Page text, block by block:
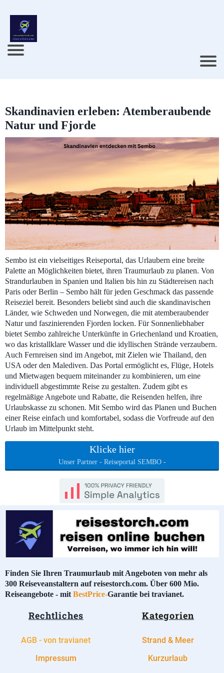
Skandinavien erleben: Atemberaubende
Natur und Fjorde
Sembo ist ein vielseitiges Reiseportal, das Urlaubern eine breite
Palette an Möglichkeiten bietet, ihren Traumurlaub zu planen. Von
Strandurlauben in Spanien und Italien bis hin zu Städtereisen nach
Paris oder Berlin – Sembo hält für jeden Geschmack das passende
Reiseziel bereit. Besonders beliebt sind auch die skandinavischen
Länder, wie Schweden und Norwegen, die mit atemberaubender
Natur und faszinierenden Fjorden locken. Für Sonnenliebhaber
bietet Sembo zahlreiche Unterkünfte in Griechenland und Kroatien,
wo das kristallklare Wasser und die idyllischen Strände verzaubern.
Auch Fernreisen sind im Angebot, mit Zielen wie Thailand, den
USA oder den Malediven. Das Portal ermöglicht es, Flüge, Hotels
und Mietwagen bequem miteinander zu kombinieren, um eine
individuell abgestimmte Reise zu gestalten. Zudem gibt es
regelmäßige Angebote und Rabatte, die Reisenden helfen, ihre
Urlaubskasse zu schonen. Mit Sembo wird das Planen und Buchen
einer Reise einfach und komfortabel, sodass die Vorfreude auf den
Urlaub im Mittelpunkt steht.
Klicke hier
Unser Partner - Reiseportal SEMBO -
Finden Sie Ihren Traumurlaub mit Angeboten von mehr als
300 Reiseveanstaltern auf reisestorch.com. Über 600 Mio.
Reiseangebote - mit BestPrice-Garantie bei travianet.
Rechtliches
AGB - von travianet
Impressum
Kategorien
Strand & Meer
Kurzurlaub